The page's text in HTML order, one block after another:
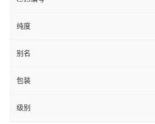
纯度
别名
包装
级别